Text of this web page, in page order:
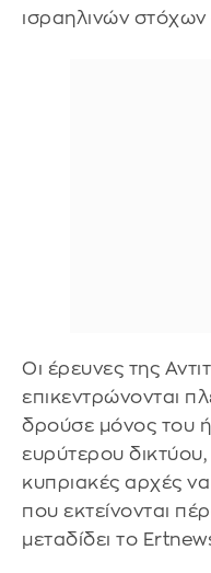
ισραηλινών
Οι έρευνες της
επικεντρώνονται
δρούσε μόνος του
ευρύτερου δικτύου,
κυπριακές αρχές
που εκτείνονται
μεταδίδει το